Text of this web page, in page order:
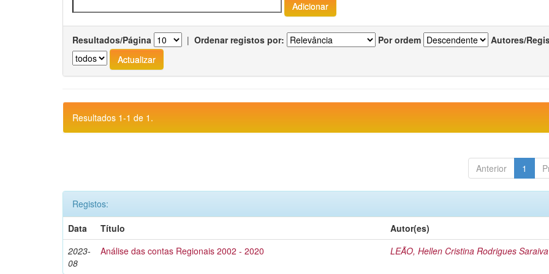
Resultados/Página | Ordenar registos por: Por ordem Autores/
Resultados 1-1 de 1.
Anterior 1
Registos:
Data
Título
Autor(es)
2023-
08
Análise das contas Regionais 2002 - 2020 LEÃO, Hellen Cristina Rodrigues Saraiva